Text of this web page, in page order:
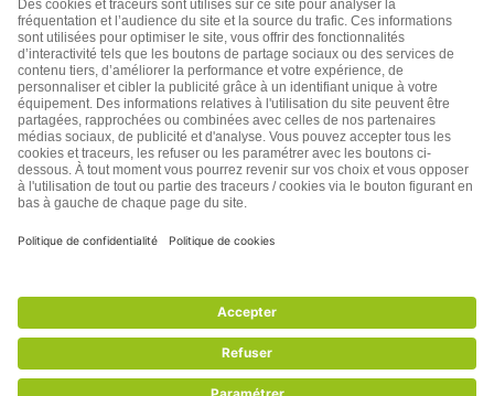
TSA Publications SA collecte mes nom, prénom,
adresse de messagerie électronique et numéro de
téléphone afin de répondre aux demandes de
renseignements. Ce traitement est nécessaire à
l’exécution des mesures sollicitées. Pour en savoir
plus sur vos droits vous pouvez consulter notre
politique de confidentialité